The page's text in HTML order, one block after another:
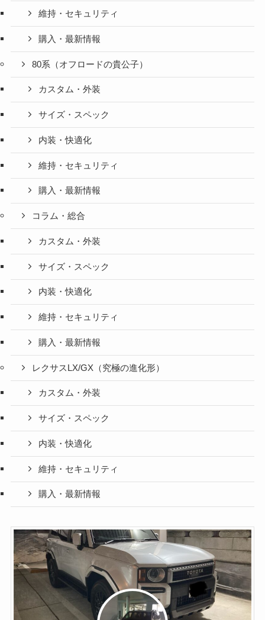
維持・セキュリティ
購入・最新情報
80系（オフロードの貴公子）
カスタム・外装
サイズ・スペック
内装・快適化
維持・セキュリティ
購入・最新情報
コラム・総合
カスタム・外装
サイズ・スペック
内装・快適化
維持・セキュリティ
購入・最新情報
レクサスLX/GX（究極の進化形）
カスタム・外装
サイズ・スペック
内装・快適化
維持・セキュリティ
購入・最新情報